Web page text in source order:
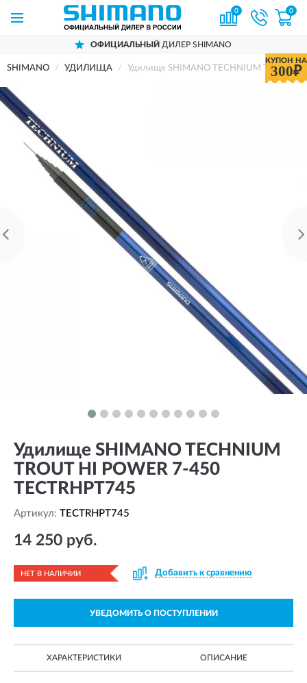
0 0
ОФИЦИАЛЬНЫЙ ДИЛЕР SHIMANO
КУПОН НА
300₽
SHIMANO УДИЛИЩА Удилище SHIMANO TECHNIUM TROUT
Удилище SHIMANO TECHNIUM
TROUT HI POWER 7-450
TECTRHPT745
Артикул: TECTRHPT745
14 250 руб.
НЕТ В НАЛИЧИИ Добавить к сравнению
УВЕДОМИТЬ О ПОСТУПЛЕНИИ
ХАРАКТЕРИСТИКИ ОПИСАНИЕ